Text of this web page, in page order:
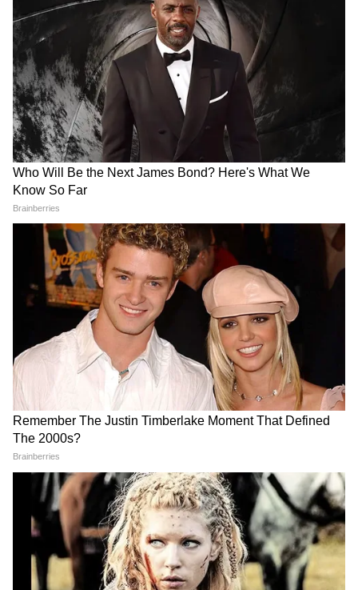
संकट तक, जानिए भारत और दुनिया
में रातभर क्या-क्या बदला?
जेडी वेंस की फोन पर लंबी बात, किन
मुद्दों पर हुई चर्चा?
Delimitation पर तमिलनाडु में
ने क्यों किया बॉयकॉट?
पर गंभीर आरोप
LATEST VIDEOS
Modi in IIT Delhi: '1 लाख करोड़..अंग्रेजी में
बोलूं', देश के युवाओं को Modi ने दिया बहुत बड़ा
देर रात Rishabh Pant की इस शिकायत पर
CM Pushkar Dhami की पहली प्रतिक्रिया